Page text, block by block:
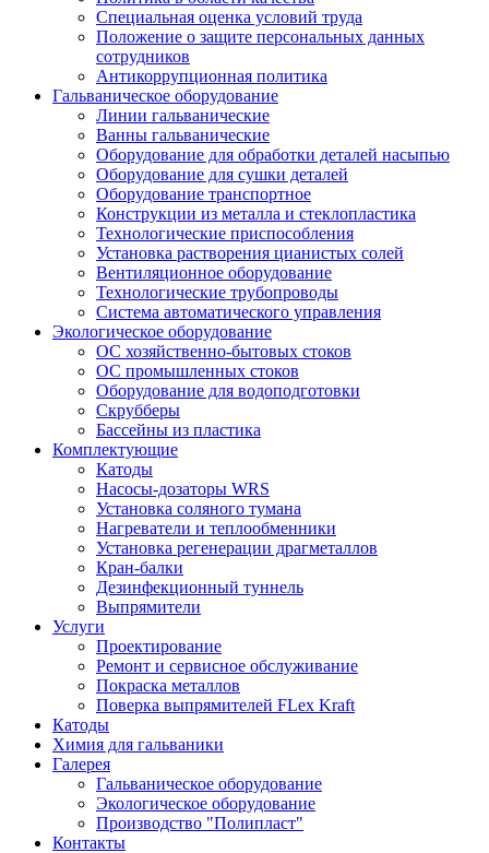
Специальная оценка условий труда
Положение о защите персональных данных
сотрудников
Антикоррупционная политика
Гальваническое оборудование
Линии гальванические
Ванны гальванические
Оборудование для обработки деталей насыпью
Оборудование для сушки деталей
Оборудование транспортное
Конструкции из металла и стеклопластика
Технологические приспособления
Установка растворения цианистых солей
Вентиляционное оборудование
Технологические трубопроводы
Система автоматического управления
Экологическое оборудование
ОС хозяйственно-бытовых стоков
ОС промышленных стоков
Оборудование для водоподготовки
Скрубберы
Бассейны из пластика
Комплектующие
Катоды
Насосы-дозаторы WRS
Установка соляного тумана
Нагреватели и теплообменники
Установка регенерации драгметаллов
Кран-балки
Дезинфекционный туннель
Выпрямители
Услуги
Проектирование
Ремонт и сервисное обслуживание
Покраска металлов
Поверка выпрямителей FLex Kraft
Катоды
Химия для гальваники
Галерея
Гальваническое оборудование
Экологическое оборудование
Производство "Полипласт"
Контакты